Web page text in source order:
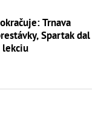
Trnava
Spartak dal
lekciu